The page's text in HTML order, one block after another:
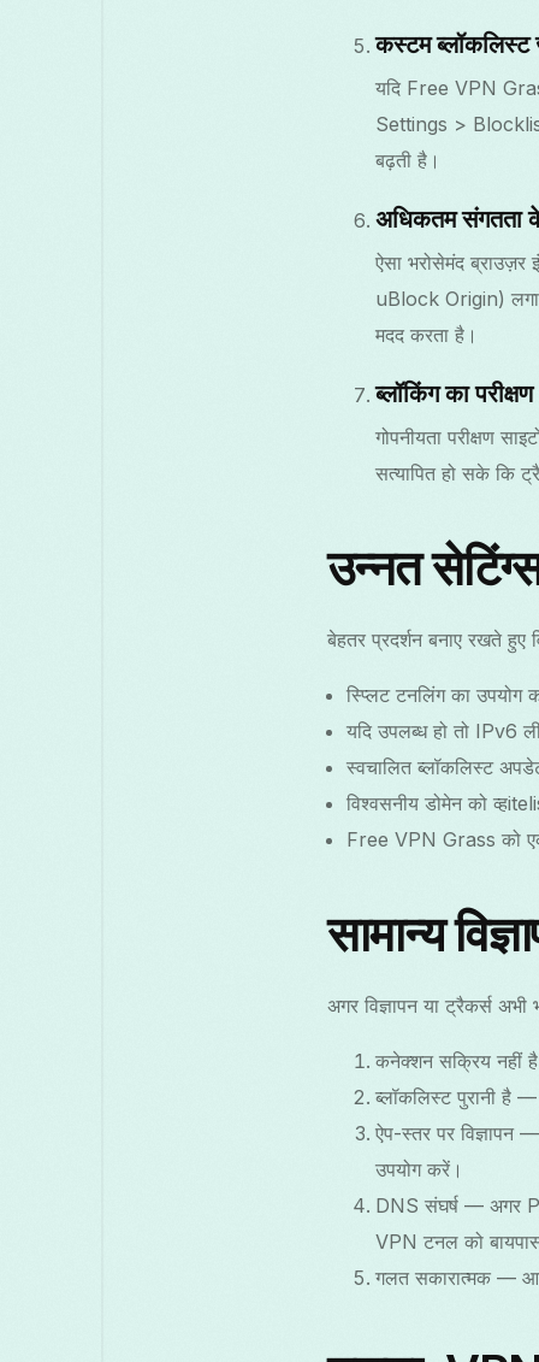
कस्टम ब्लॉकलिस्ट
यदि Free VPN
Settings >
बढ़ती है।
अधिकतम संगतता
ऐसा भरोसेमंद
uBlock Origin)
मदद करता है।
ब्लॉकिंग का
गोपनीयता परीक्षण
सत्यापित हो सके कि
उन्नत
बेहतर प्रदर्शन बनाए रखते
स्प्लिट टनलिंग का
यदि उपलब्ध हो तो IPv6
स्वचालित ब्लॉकलिस्ट
विश्वसनीय डोमेन को
Free VPN Grass को
सामान्य
अगर विज्ञापन या ट्रैकर्स
कनेक्शन सक्रिय नहीं
ब्लॉकलिस्ट पुरानी
ऐप-स्तर पर विज्ञापन
उपयोग करें।
DNS संघर्ष — अगर
VPN टनल को
गलत सकारात्मक —